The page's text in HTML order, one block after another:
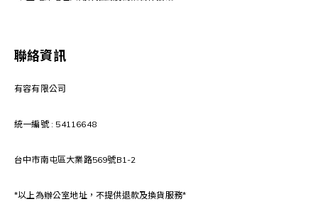
聯絡資訊
有容有限公司
統一編號 : 54116648
台中市南屯區大業路569號B1-2
*以上為辦公室地址，不提供退款及換貨服務*